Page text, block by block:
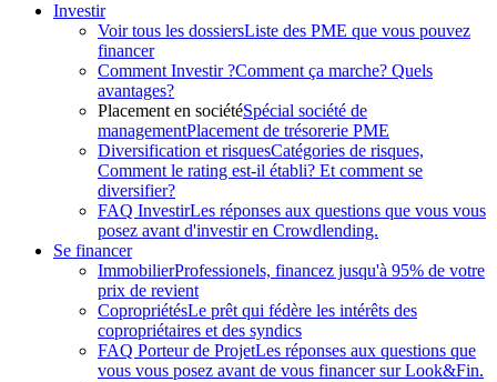
Investir
Voir tous les dossiersListe des PME que vous pouvez
financer
Comment Investir ?Comment ça marche? Quels
avantages?
Placement en sociétéSpécial société de
managementPlacement de trésorerie PME
Diversification et risquesCatégories de risques,
Comment le rating est-il établi? Et comment se
diversifier?
FAQ InvestirLes réponses aux questions que vous vous
posez avant d'investir en Crowdlending.
Se financer
ImmobilierProfessionels, financez jusqu'à 95% de votre
prix de revient
CopropriétésLe prêt qui fédère les intérêts des
copropriétaires et des syndics
FAQ Porteur de ProjetLes réponses aux questions que
vous vous posez avant de vous financer sur Look&Fin.